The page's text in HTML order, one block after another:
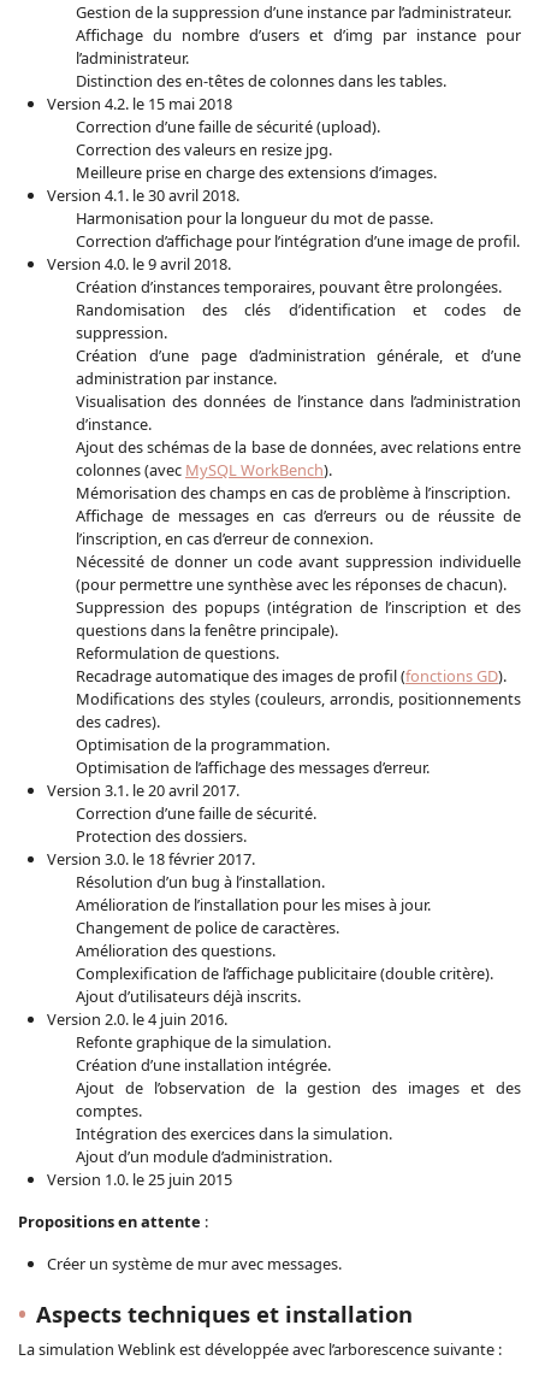
Gestion de la suppression d’une instance par l’administrateur.
Affichage du nombre d’users et d’img par instance pour
l’administrateur.
Distinction des en-têtes de colonnes dans les tables.
Version 4.2. le 15 mai 2018
Correction d’une faille de sécurité (upload).
Correction des valeurs en resize jpg.
Meilleure prise en charge des extensions d’images.
Version 4.1. le 30 avril 2018.
Harmonisation pour la longueur du mot de passe.
Correction d’affichage pour l’intégration d’une image de profil.
Version 4.0. le 9 avril 2018.
Création d’instances temporaires, pouvant être prolongées.
Randomisation des clés d’identification et codes de
suppression.
Création d’une page d’administration générale, et d’une
administration par instance.
Visualisation des données de l’instance dans l’administration
d’instance.
Ajout des schémas de la base de données, avec relations entre
colonnes (avec MySQL WorkBench).
Mémorisation des champs en cas de problème à l’inscription.
Affichage de messages en cas d’erreurs ou de réussite de
l’inscription, en cas d’erreur de connexion.
Nécessité de donner un code avant suppression individuelle
(pour permettre une synthèse avec les réponses de chacun).
Suppression des popups (intégration de l’inscription et des
questions dans la fenêtre principale).
Reformulation de questions.
Recadrage automatique des images de profil (fonctions GD).
Modifications des styles (couleurs, arrondis, positionnements
des cadres).
Optimisation de la programmation.
Optimisation de l’affichage des messages d’erreur.
Version 3.1. le 20 avril 2017.
Correction d’une faille de sécurité.
Protection des dossiers.
Version 3.0. le 18 février 2017.
Résolution d’un bug à l’installation.
Amélioration de l’installation pour les mises à jour.
Changement de police de caractères.
Amélioration des questions.
Complexification de l’affichage publicitaire (double critère).
Ajout d’utilisateurs déjà inscrits.
Version 2.0. le 4 juin 2016.
Refonte graphique de la simulation.
Création d’une installation intégrée.
Ajout de l’observation de la gestion des images et des
comptes.
Intégration des exercices dans la simulation.
Ajout d’un module d’administration.
Version 1.0. le 25 juin 2015
Propositions en attente :
Créer un système de mur avec messages.
Aspects techniques et installation
La simulation Weblink est développée avec l’arborescence suivante :